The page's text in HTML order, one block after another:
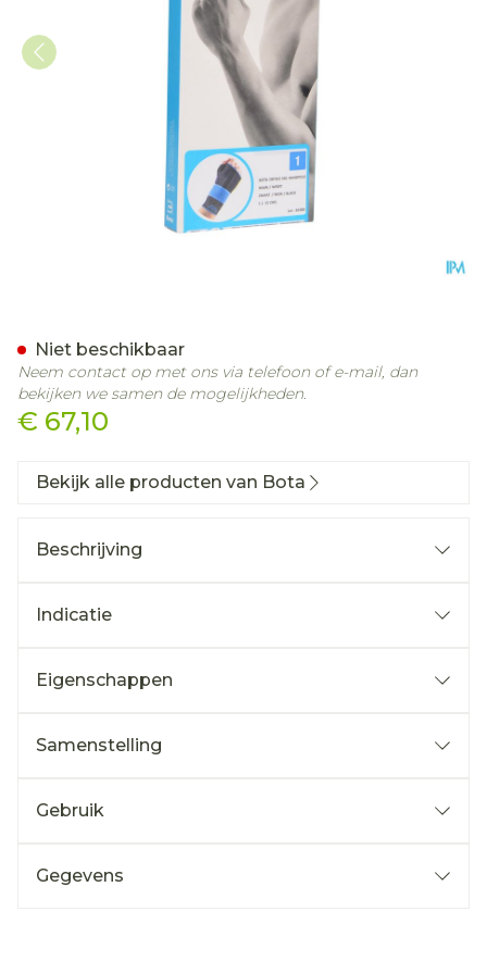
€ 67,10
Niet beschikbaar
Neem contact op met ons via telefoon of e-mail, dan
bekijken we samen de mogelijkheden.
Bekijk alle producten van Bota
Beschrijving
Indicatie
Eigenschappen
Samenstelling
Gebruik
Gegevens